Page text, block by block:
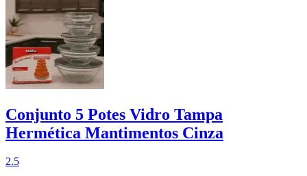
Conjunto 5 Potes Vidro Tampa
Hermética Mantimentos Cinza
2.5